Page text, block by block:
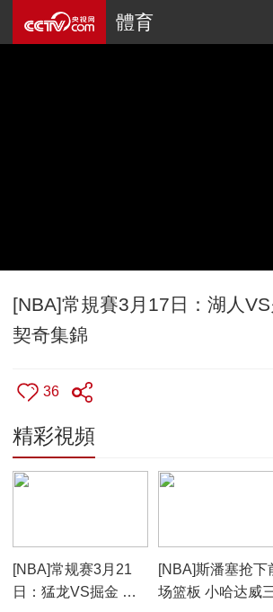
體育
[NBA]常規賽3月17日：湖人
契奇集錦
36
精彩視頻
[NBA]常规赛3月21
日：猛龙VS掘金 集
[NBA]斯潘塞抢下
场篮板 小哈达威